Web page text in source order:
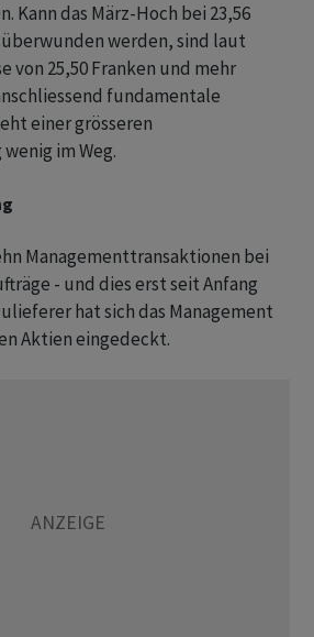
Kann das März-Hoch bei 23,56
werden, sind laut
von 25,50 Franken und mehr
fundamentale
einer grösseren
im Weg.
Managementtransaktionen bei
- und dies erst seit Anfang
hat sich das Management
Aktien eingedeckt.